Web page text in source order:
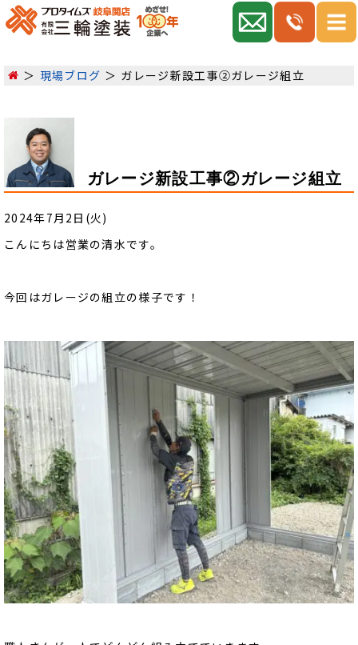
現場ブログ ガレージ新設工事②ガレージ組立
ガレージ新設工事②ガレージ組立
2024年7月2日(火)
こんにちは営業の清水です。
今回はガレージの組立の様子です！